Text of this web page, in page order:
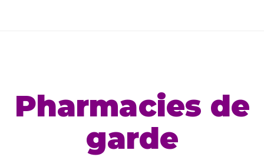
Pharmacies de
garde